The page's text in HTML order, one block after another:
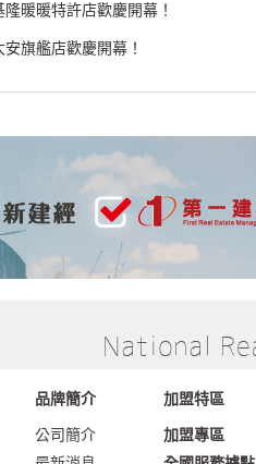
隆暖暖特許店歡慶開幕！
安旗艦店歡慶開幕！
品牌簡介
公司簡介
加盟特區
加盟專區